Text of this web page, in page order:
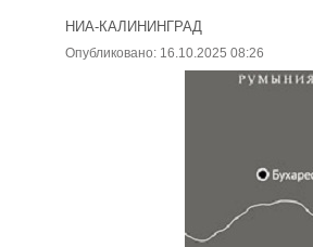
НИА-КАЛИНИНГРАД
Опубликовано: 16.10.2025 08:26